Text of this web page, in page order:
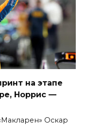
на этапе
Норрис —
Оскар